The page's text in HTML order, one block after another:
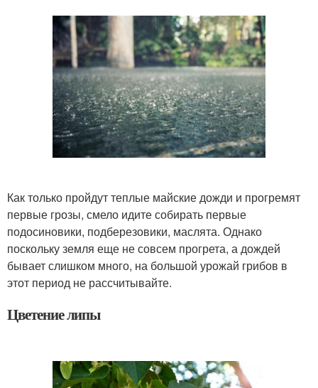
Как только пройдут теплые майские дожди и прогремят
первые грозы, смело идите собирать первые
подосиновики, подберезовики, маслята. Однако
поскольку земля еще не совсем прогрета, а дождей
бывает слишком много, на большой урожай грибов в
этот период не рассчитывайте.
Цветение липы